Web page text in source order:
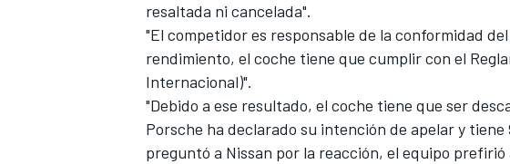
resaltada ni cancelada".
"El competidor es responsable de la conformidad
rendimiento, el coche tiene que cumplir con el
Internacional)".
"Debido a ese resultado, el coche tiene que ser
Porsche ha declarado su intención de apelar y
preguntó a Nissan por la reacción, el equipo